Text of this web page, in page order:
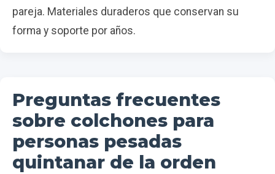
pareja. Materiales duraderos que conservan su
forma y soporte por años.
Preguntas frecuentes
sobre colchones para
personas pesadas
quintanar de la orden